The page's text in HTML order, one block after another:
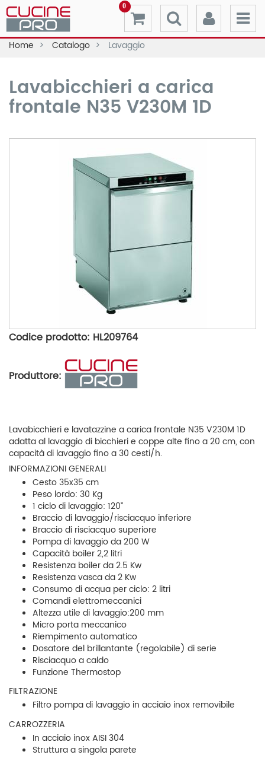
0
Home Catalogo Lavaggio
Lavabicchieri a carica
frontale N35 V230M 1D
Codice prodotto: HL209764
Produttore:
Lavabicchieri e lavatazzine a carica frontale N35 V230M 1D
adatta al lavaggio di bicchieri e coppe alte fino a 20 cm, con
capacità di lavaggio fino a 30 cesti/h.
INFORMAZIONI GENERALI
Cesto 35x35 cm
Peso lordo: 30 Kg
1 ciclo di lavaggio: 120”
Braccio di lavaggio/risciacquo inferiore
Braccio di risciacquo superiore
Pompa di lavaggio da 200 W
Capacità boiler 2,2 litri
Resistenza boiler da 2.5 Kw
Resistenza vasca da 2 Kw
Consumo di acqua per ciclo: 2 litri
Comandi elettromeccanici
Altezza utile di lavaggio:200 mm
Micro porta meccanico
Riempimento automatico
Dosatore del brillantante (regolabile) di serie
Risciacquo a caldo
Funzione Thermostop
FILTRAZIONE
Filtro pompa di lavaggio in acciaio inox removibile
CARROZZERIA
In acciaio inox AISI 304
Struttura a singola parete